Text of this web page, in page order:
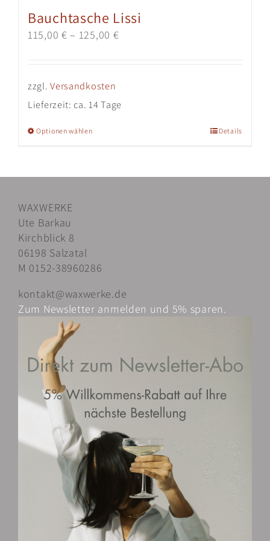
Bauchtasche Lissi
115,00 € – 125,00 €
zzgl.Versandkosten
Lieferzeit:ca. 14 Tage
Optionen wählenDieses
mehrere
auf
Produktseite
gewählt
Details
WAXWERKE
Ute Barkau
Kirchblick 8
06198 Salzatal
M 0152-38960286
kontakt@waxwerke.de
Zum Newsletter anmelden und 5% sparen.